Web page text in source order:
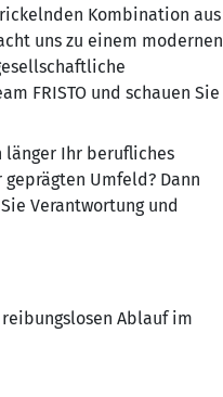
Kombination aus
uns zu einem modernen
FRISTO und schauen Sie
länger Ihr berufliches
Umfeld? Dann
Verantwortung und
Ablauf im